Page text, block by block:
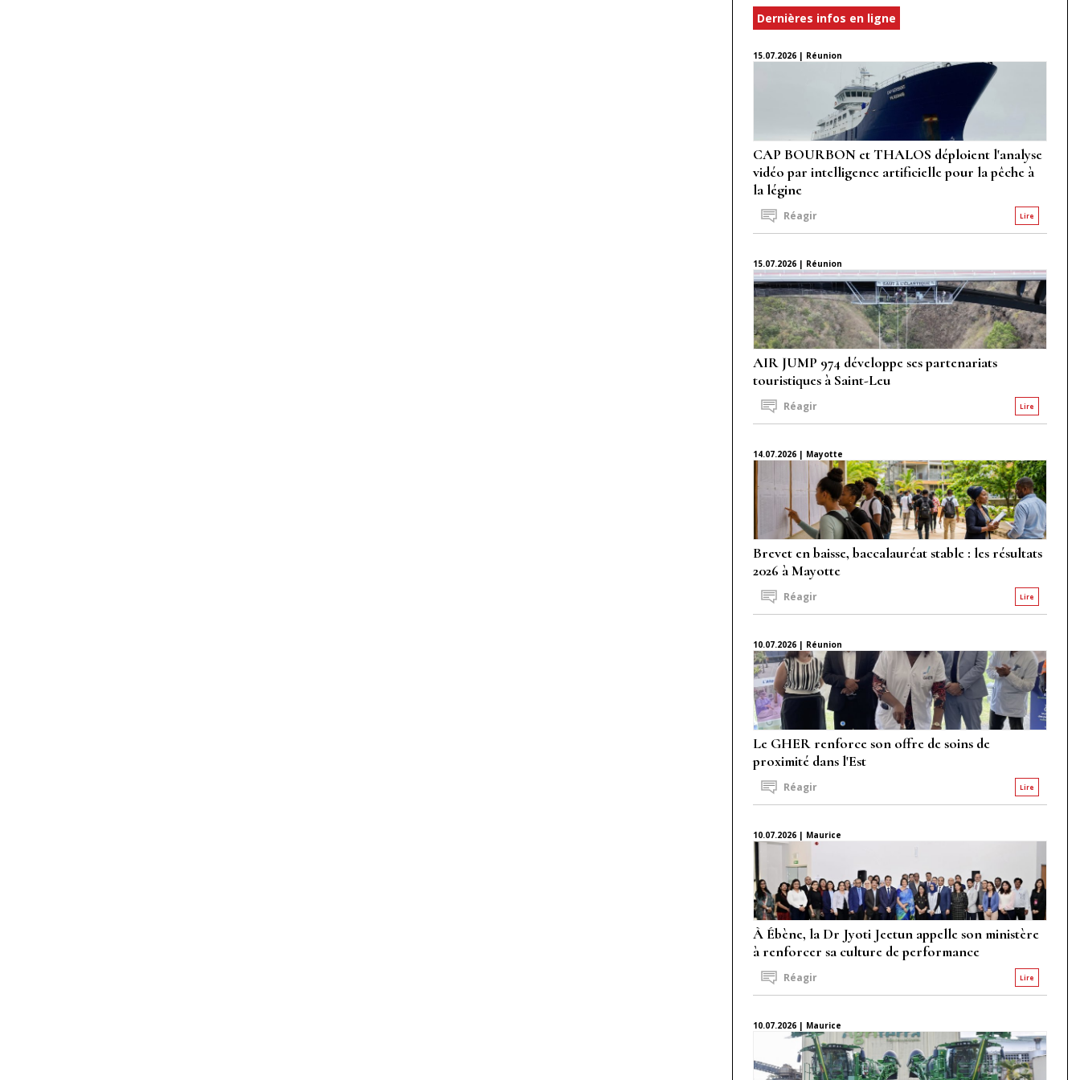
Dernières infos en ligne
15.07.2026 | Réunion
CAP BOURBON et THALOS déploient l'analyse
vidéo par intelligence artificielle pour la pêche à
la légine
Lire
Réagir
15.07.2026 | Réunion
AIR JUMP 974 développe ses partenariats
touristiques à Saint-Leu
Lire
Réagir
14.07.2026 | Mayotte
Brevet en baisse, baccalauréat stable : les résultats
2026 à Mayotte
Lire
Réagir
10.07.2026 | Réunion
Le GHER renforce son offre de soins de
proximité dans l'Est
Lire
Réagir
10.07.2026 | Maurice
À Ébène, la Dr Jyoti Jeetun appelle son ministère
à renforcer sa culture de performance
Lire
Réagir
10.07.2026 | Maurice